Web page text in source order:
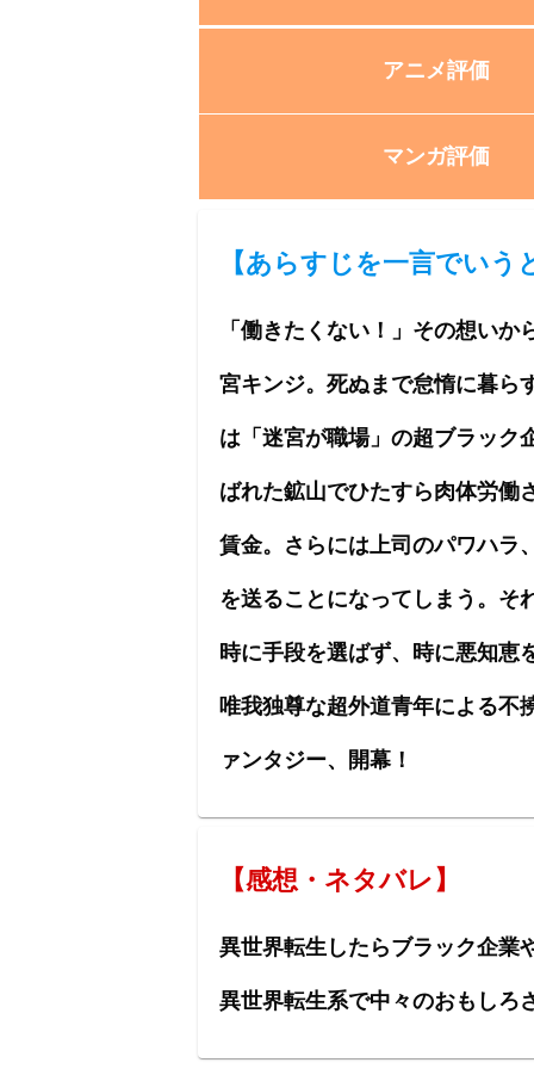
アニメ評価
マンガ評価
【あらすじを一言でいう
「働きたくない！」その想い
宮キンジ。死ぬまで怠惰に暮
は「迷宮が職場」の超ブラック
ばれた鉱山でひたすら肉体労働
賃金。さらには上司のパワハラ
を送ることになってしまう。そ
時に手段を選ばず、時に悪知
唯我独尊な超外道青年による不
ァンタジー、開幕！
【感想・ネタバレ】
異世界転生したらブラック企業
異世界転生系で中々のおもしろ